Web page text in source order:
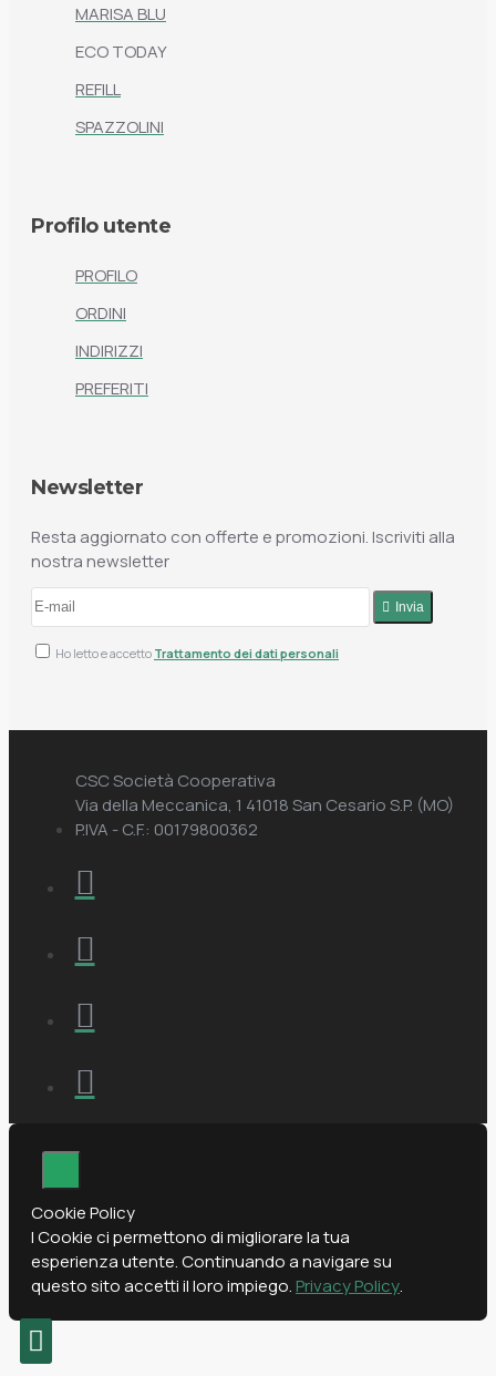
MARISA BLU
ECO TODAY
REFILL
SPAZZOLINI
Profilo utente
PROFILO
ORDINI
INDIRIZZI
PREFERITI
Newsletter
Resta aggiornato con offerte e promozioni. Iscriviti alla
nostra newsletter
Invia
Ho letto e accetto Trattamento dei dati personali
CSC Società Cooperativa
Via della Meccanica, 1 41018 San Cesario S.P. (MO)
P.IVA - C.F.: 00179800362
Cookie Policy
I Cookie ci permettono di migliorare la tua
esperienza utente. Continuando a navigare su
questo sito accetti il loro impiego. Privacy Policy.